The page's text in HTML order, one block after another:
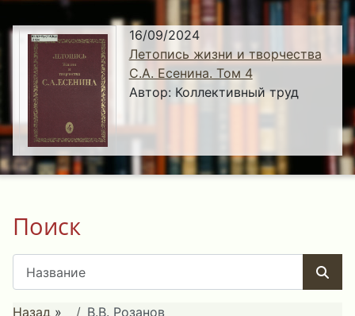
16/09/2024
Летопись жизни и творчества
С.А. Есенина. Том 4
Автор: Коллективный труд
Поиск
Назад » В.В. Розанов